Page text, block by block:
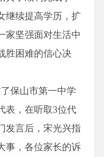
继续提高学历，扩
家坚强面对生活中
胜困难的信心决
保山市第一中学
表，在听取3位代
发言后，宋光兴指
事，各位家长的诉